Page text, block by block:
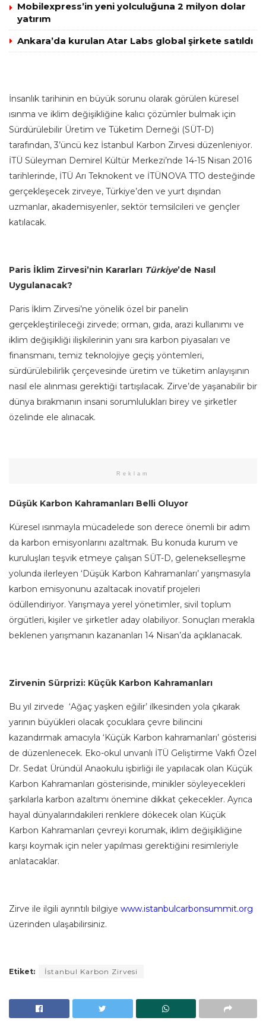
Mobilexpress’in yeni yolculuğuna 2 milyon dolar
yatırım
Ankara’da kurulan Atar Labs global şirkete satıldı
İnsanlık tarihinin en büyük sorunu olarak görülen küresel
ısınma ve iklim değişikliğine kalıcı çözümler bulmak için
Sürdürülebilir Üretim ve Tüketim Derneği (SÜT-D)
tarafından, 3’üncü kez İstanbul Karbon Zirvesi düzenleniyor.
İTÜ Süleyman Demirel Kültür Merkezi’nde 14-15 Nisan 2016
tarihlerinde, İTÜ Arı Teknokent ve İTÜNOVA TTO desteğinde
gerçekleşecek zirveye, Türkiye’den ve yurt dışından
uzmanlar, akademisyenler, sektör temsilcileri ve gençler
katılacak.
Paris İklim Zirvesi’nin Kararları Türkiye’de Nasıl
Uygulanacak?
Paris İklim Zirvesi’ne yönelik özel bir panelin
gerçekleştirileceği zirvede; orman, gıda, arazi kullanımı ve
iklim değişikliği ilişkilerinin yanı sıra karbon piyasaları ve
finansmanı, temiz teknolojiye geçiş yöntemleri,
sürdürülebilirlik çerçevesinde üretim ve tüketim anlayışının
nasıl ele alınması gerektiği tartışılacak. Zirve’de yaşanabilir bir
dünya bırakmanın insani sorumlulukları birey ve şirketler
özelinde ele alınacak.
Reklam
Düşük Karbon Kahramanları Belli Oluyor
Küresel ısınmayla mücadelede son derece önemli bir adım
da karbon emisyonlarını azaltmak. Bu konuda kurum ve
kuruluşları teşvik etmeye çalışan SÜT-D, gelenekselleşme
yolunda ilerleyen ‘Düşük Karbon Kahramanları’ yarışmasıyla
karbon emisyonunu azaltacak inovatif projeleri
ödüllendiriyor. Yarışmaya yerel yönetimler, sivil toplum
örgütleri, kişiler ve şirketler aday olabiliyor. Sonuçları merakla
beklenen yarışmanın kazananları 14 Nisan’da açıklanacak.
Zirvenin Sürprizi: Küçük Karbon Kahramanları
Bu yıl zirvede ‘Ağaç yaşken eğilir’ ilkesinden yola çıkarak
yarının büyükleri olacak çocuklara çevre bilincini
kazandırmak amacıyla ‘Küçük Karbon kahramanları’ gösterisi
de düzenlenecek. Eko-okul unvanlı İTÜ Geliştirme Vakfı Özel
Dr. Sedat Üründül Anaokulu işbirliği ile yapılacak olan Küçük
Karbon Kahramanları gösterisinde, minikler söyleyecekleri
şarkılarla karbon azaltımı önemine dikkat çekecekler. Ayrıca
hayal dünyalarındakileri renklere dökecek olan Küçük
Karbon Kahramanları çevreyi korumak, iklim değişikliğine
karşı koymak için neler yapılması gerektiğini resimleriyle
anlatacaklar.
Zirve ile ilgili ayrıntılı bilgiye www.istanbulcarbonsummit.org
üzerinden ulaşabilirsiniz.
Etiket: İstanbul Karbon Zirvesi